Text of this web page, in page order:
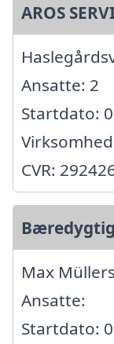
AROS
Ansatte: 2
Startdato:
CVR:
Max
Ansatte:
Startdato: